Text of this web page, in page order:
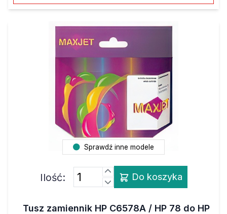
Sprawdź inne modele
Ilość: Do koszyka
Tusz zamiennik HP C6578A / HP 78 do HP